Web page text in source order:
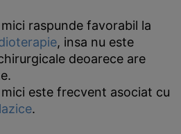
raspunde favorabil la
, insa nu este
deoarece are
este frecvent asociat cu
.